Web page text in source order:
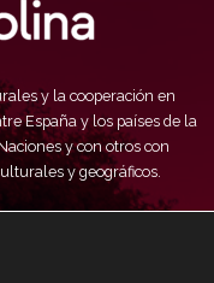
y la cooperación en
España y los países de la
y con otros con
y geográficos.